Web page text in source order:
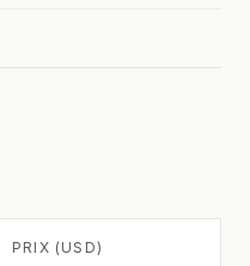
PRIX (USD)